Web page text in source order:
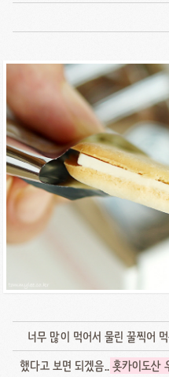
너무 많이 먹어서 물린 꿀찍어
했다고 보면 되겠음..홋카이도산